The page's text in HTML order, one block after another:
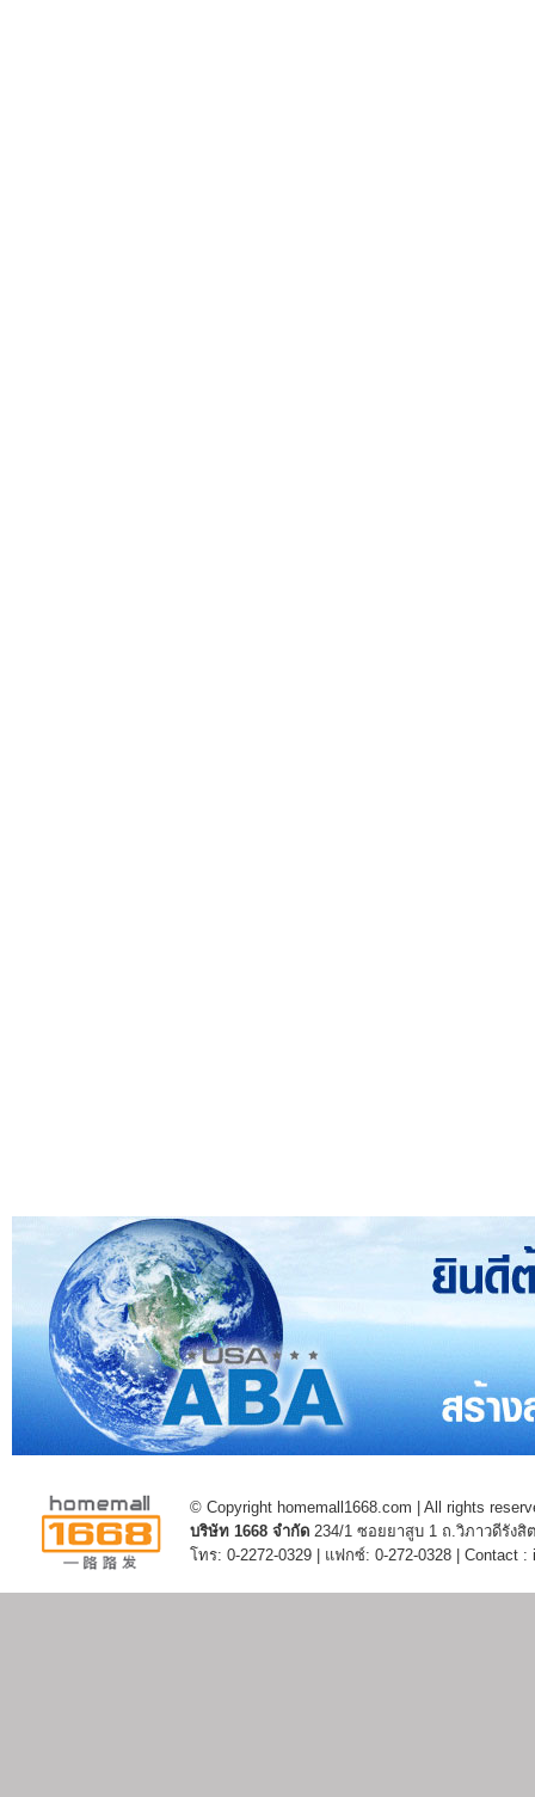
© Copyright homemall1668.com | All rights
บริษัท 1668 จำกัด 234/1 ซอยยาสูบ 1 ถ.วิภาวดีรัง
โทร: 0-2272-0329 | แฟกซ์: 0-272-0328 | Contact